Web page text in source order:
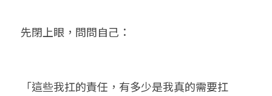
先閉上眼，問問自己：
「這些我扛的責任，有多少是我真的需要扛